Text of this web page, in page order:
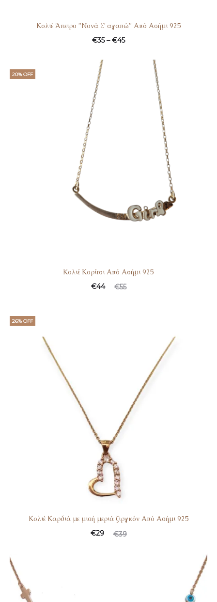
Κολιέ Άπειρο ”Nονά Σ’ αγαπώ” Από Ασήμι 925
€35 – €45
20% OFF
Koλιέ Κορίτσι Από Ασήμι 925
€55
€44
26% OFF
Κολιέ Καρδιά με μισή μεριά ζιργκόν Από Ασήμι 925
€39
€29